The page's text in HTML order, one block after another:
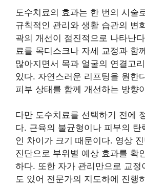
도수치료의 효과는 한 번의 시술
규칙적인 관리와 생활 습관의 변
곽의 개선이 점진적으로 나타난
료를 목디스크나 자세 교정과 함
많아지면서 목과 얼굴의 연결고
있다. 자연스러운 리프팅을 원한
피부 상태를 함께 개선하는 방향
다만 도수치료를 선택하기 전에
다. 근육의 불균형이나 피부의 탄
인 차이가 크기 때문이다. 영상
진단으로 부위별 예상 효과를 확
하다. 또한 자가 관리만으로 교정
도 있어 전문가의 지도하에 진행